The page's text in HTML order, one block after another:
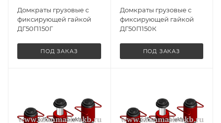
Домкраты грузовые с
фиксирующей гайкой
ДГ50П150Г
ПОД ЗАКАЗ
Домкраты грузовые с
фиксирующей гайкой
ДГ50П150К
ПОД ЗАКАЗ